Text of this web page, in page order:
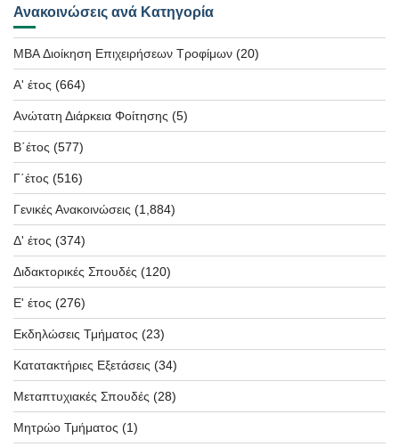
Ανακοινώσεις ανά Κατηγορία
MBA Διοίκηση Επιχειρήσεων Τροφίμων (20)
Α' έτος (664)
Ανώτατη Διάρκεια Φοίτησης (5)
Β΄έτος (577)
Γ΄έτος (516)
Γενικές Ανακοινώσεις (1,884)
Δ' έτος (374)
Διδακτορικές Σπουδές (120)
Ε' έτος (276)
Εκδηλώσεις Τμήματος (23)
Κατατακτήριες Εξετάσεις (34)
Μεταπτυχιακές Σπουδές (28)
Μητρώο Τμήματος (1)